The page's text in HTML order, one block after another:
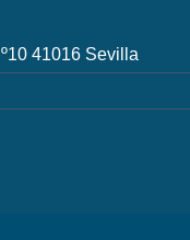
41016 Sevilla